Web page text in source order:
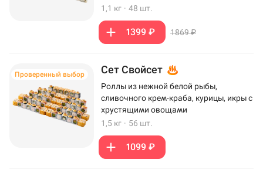
1,1 кг · 48 шт.
1399 ₽ 1869 ₽
Проверенный выбор Сет Свойсет
Роллы из нежной белой рыбы,
сливочного крем-краба, курицы, икры с
хрустящими овощами
1,5 кг · 56 шт.
1099 ₽